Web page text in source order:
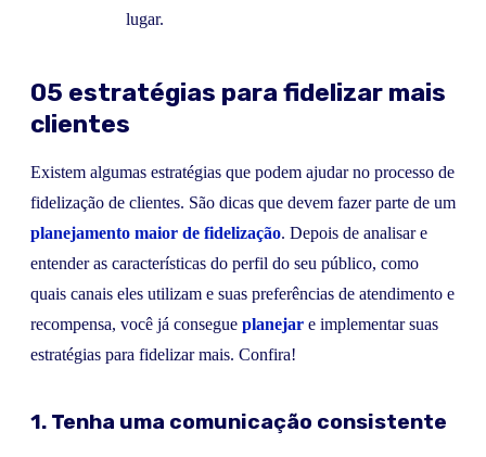
lugar.
05 estratégias para fidelizar mais
clientes
Existem algumas estratégias que podem ajudar no processo de
fidelização de clientes. São dicas que devem fazer parte de um
planejamento maior de fidelização. Depois de analisar e
entender as características do perfil do seu público, como
quais canais eles utilizam e suas preferências de atendimento e
recompensa, você já consegue planejar e implementar suas
estratégias para fidelizar mais. Confira!
1. Tenha uma comunicação consistente